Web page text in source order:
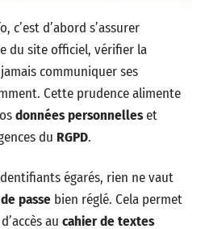
c’est d’abord s’assurer
du site officiel, vérifier la
communiquer ses
Cette prudence alimente
données personnelleset
du RGPD.
égarés, rien ne vaut
passe bien réglé. Cela permet
au cahier de textes